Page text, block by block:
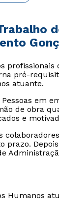
pré-
atuante.
Pessoas em
de obra
e
prazo.
Humanos